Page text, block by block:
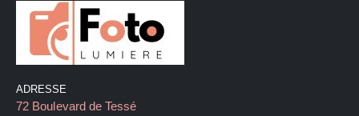
ADRESSE
72 Boulevard de Tessé